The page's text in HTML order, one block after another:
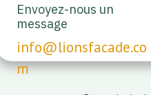
Envoyez-nous un
message
info@lionsfacade.co
m